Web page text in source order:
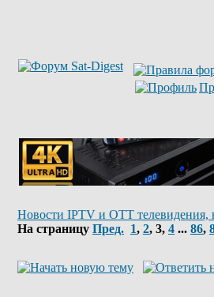
Новости IPTV и OTT телевидения,
На страницу Пред. 1, 2, 3, 4 ... 86,